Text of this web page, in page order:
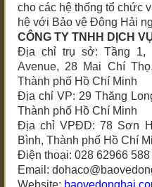
cho các hệ thống tổ chức
hệ với Bảo vệ Đông Hải
CÔNG TY TNHH DỊCH
Địa chỉ trụ sở: Tầng 1,
Avenue, 28 Mai Chí
Thành phố Hồ Chí Minh
Địa chỉ VP: 29 Thăng
Thành phố Hồ Chí Minh
Địa chỉ VPĐD: 78 Sơn
Bình, Thành phố Hồ Chí
Điện thoại: 028 62966
Email:
Website: